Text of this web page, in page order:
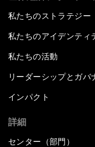
私たちのストラテジー
私たちのアイデンティ
私たちの活動
リーダーシップとガバ
インパクト
詳細
センター（部門）